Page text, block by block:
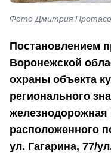
Фото Дмитрия
Постановлением
Воронежской
охраны объекта
регионального
железнодорожная
расположенного
ул. Гагарина, 77/